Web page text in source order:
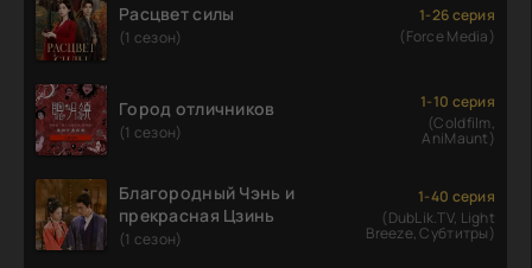
Расцвет силы
(1 сезон)
1-26 серия
(Force Media)
Город отличников
(1 сезон)
1-10 серия
(Coldfilm,
AniMaunt)
Благородный Чэнь и
прекрасная Цзинь
(1 сезон)
1-40 серия
(DubLik.TV, Light
Breeze, Субтитры)